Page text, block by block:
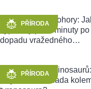
PŘÍRODA
PŘÍRODA